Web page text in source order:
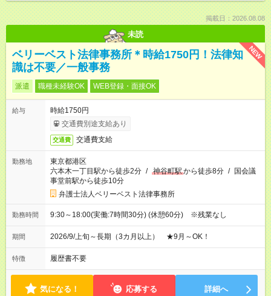
掲載日：2026.08.08
未読
NEW
ベリーベスト法律事務所＊時給1750円！法律知
識は不要／一般事務
派遣 職種未経験OK WEB登録・面接OK
給与
時給1750円
交通費別途支給あり
交通費 交通費支給
勤務地
東京都港区
六本木一丁目駅から徒歩2分 / 神谷町駅から徒歩8分 / 国会議
事堂前駅から徒歩10分
弁護士法人ベリーベスト法律事務所
勤務時間 9:30～18:00(実働:7時間30分) (休憩60分) ※残業なし
期間 2026/9/上旬～長期（3カ月以上） ★9月～OK！
特徴 履歴書不要
気になる！ 応募する 詳細へ